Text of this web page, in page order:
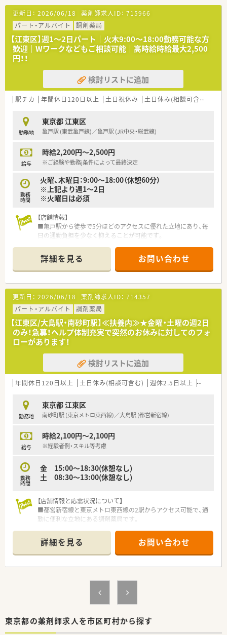
泌尿器科, 婦人科, 皮膚科がメインとなっています
■店舗内は、茶色がメインとなっており、落ち着いた環境で就業
ができるようになっております。
更新日： 2026/06/18 薬剤師求人ID： 715966
パート・アルバイト
調剤薬局
【江東区】週1～2日パート｜火木9:00～18:00勤務可能な方
歓迎｜Wワークなどもご相談可能｜高時給時給最大2,500
円！！
検討リストに追加
駅チカ 年間休日120日以上 土日祝休み 土日休み(相談可含む)
勤務地
東京都 江東区
亀戸駅 (東武亀戸線)／亀戸駅 (JR中央・総武線)
給与
時給2,200円～2,500円
※ご経験や勤務j条件によって最終決定
勤務
時間
火曜、木曜日：9:00～18:00（休憩60分）
※上記より週1～2日
※火曜日は必須
【店舗情報】
■亀戸駅から徒歩で5分ほどのアクセスに優れた立地にあり、毎
日の通勤負担を少なく抑えることが可能です。
ど応需しており、幅広い経験を積むことができます。
【勤務実態について】
■月曜日から金曜日までは18時までの営業となっており、残業
がほぼ発生しないため定時での退社が可能です。
■土曜日や日曜日および祝日のお休みも相談が可能です。
■扶養の範囲内での勤務やダブルワークでの就業も認められて
おり、ライフスタイルに合わせた働き方が可能です。
【想定される業務内容】
■店舗内での調剤業務を中心に、電子薬歴を利用した服薬指導や
患者様との丁寧なコミュニケーションをお願いします。
■1ヶ月あたり20名ほどの在宅患者様を担当し、2週間ごとの処
方に合わせたお薬の配達などを担当いただくことがございま
す。
れているため、体力的な負担も少なく安心です。
詳細を見る お問い合わせ
更新日： 2026/06/18 薬剤師求人ID： 714357
パート・アルバイト
調剤薬局
【江東区/大島駅・南砂町駅】≪扶養内≫★金曜・土曜の週2日
のみ！急募！ヘルプ体制充実で突然のお休みに対してのフォ
ローがあります！
検討リストに追加
年間休日120日以上 土日休み(相談可含む) 週休2.5日以上 Ｗワーク
勤務地
東京都 江東区
南砂町駅 (東京メトロ東西線)／大島駅 (都営新宿線)
給与
時給2,100円～2,100円
※経験者例・スキル等考慮
勤務
時間
金 15:00～18:30(休憩なし)
土 08:30～13:00(休憩なし)
【店舗情報と応需状況について】
■都営新宿線と東京メトロ東西線の2駅からアクセス可能で、通
勤に便利な立地にある調剤薬局です。
ており、在宅医療の対応はありません。
■隣接するクリニックの診療時間に合わせ、平日は18時までの
営業時間が基本で無理なく働けます。
■他店舗からヘルプも来ますので、希望のお休みも取りやすい環
■大島駅（都営新宿線）または南砂町駅（地下鉄・東西線）からバス
詳細を見る お問い合わせ
東京都の薬剤師求人を市区町村から探す